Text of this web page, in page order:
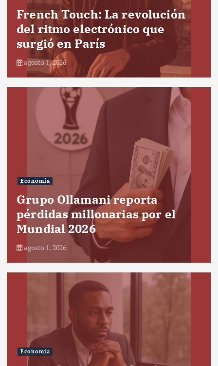
French Touch: La revolución
del ritmo electrónico que
surgió en París
agosto 1, 2026
Economía
Grupo Ollamani reporta
pérdidas millonarias por el
Mundial 2026
agosto 1, 2026
Economía